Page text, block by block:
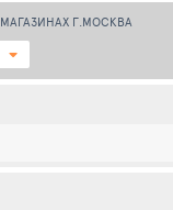
Г.МОСКВА